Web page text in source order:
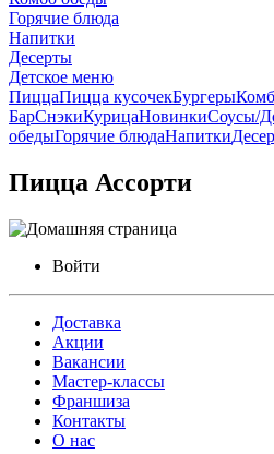
Горячие блюда
Напитки
Десерты
Детское меню
ПиццаПицца кусочекБургеры
БарСнэкиКурицаНовинкиСоусы/
обедыГорячие блюдаНапитки
Пицца Ассорти
Войти
Доставка
Акции
Вакансии
Мастер-классы
Франшиза
Контакты
О нас